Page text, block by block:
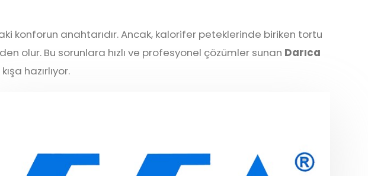
konforun anahtarıdır. Ancak, kalorifer peteklerinde biriken tortu
olur. Bu sorunlara hızlı ve profesyonel çözümler sunan Darıca
hazırlıyor.